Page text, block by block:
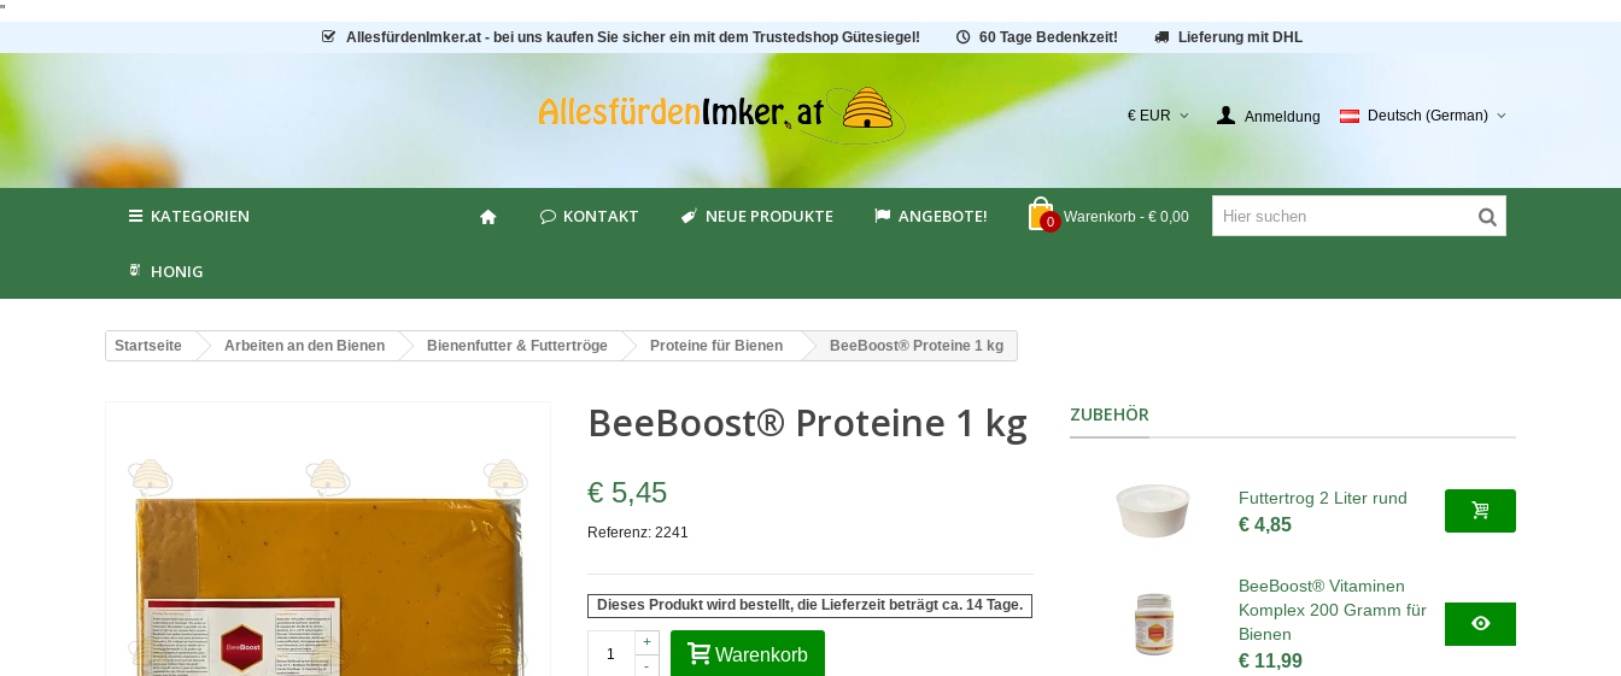
"
AllesfürdenImker.at - bei uns kaufen Sie sicher ein mit dem Trustedshop Gütesiegel!
60 Tage Bedenkzeit! Lieferung mit DHL
€ EUR Anmeldung Deutsch (German)
0 Warenkorb - € 0,00
KATEGORIEN KONTAKT NEUE PRODUKTE ANGEBOTE!
HONIG
Startseite Arbeiten an den Bienen Bienenfutter & Futtertröge Proteine für Bienen BeeBoost® Proteine 1 kg
BeeBoost® Proteine 1 kg
€ 5,45
Referenz: 2241
Dieses Produkt wird bestellt, die Lieferzeit beträgt ca. 14 Tage.
-
+
Warenkorb
ZUBEHÖR
Futtertrog 2 Liter rund
€ 4,85
BeeBoost® Vitaminen
Komplex 200 Gramm für
Bienen
€ 11,99